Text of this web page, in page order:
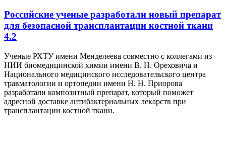
Российские ученые разработали новый препарат
для безопасной трансплантации костной ткани
4.2
Ученые РХТУ имени Менделеева совместно с коллегами из
НИИ биомедицинской химии имени В. Н. Ореховича и
Национального медицинского исследовательского центра
травматологии и ортопедии имени Н. Н. Приорова
разработали композитный препарат, который поможет
адресной доставке антибактериальных лекарств при
трансплантации костной ткани.